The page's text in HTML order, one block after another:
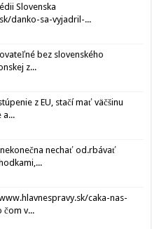
Slovenska
danko-sa-vyjadril-...
bez slovenského
z...
z EU, stačí mať väčšinu
a...
nechať od.rbávať
caka-nas-
čom v...